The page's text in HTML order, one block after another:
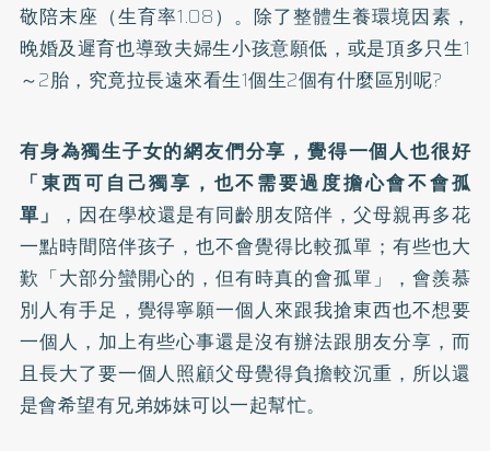
敬陪末座（生育率1.08）。除了整體生養環境因素，
晚婚及遲育也導致夫婦生小孩意願低，或是頂多只生1
～2胎，究竟拉長遠來看生1個生2個有什麼區別呢?
有身為獨生子女的網友們分享，覺得一個人也很好
「東西可自己獨享，也不需要過度擔心會不會孤
單」
，因在學校還是有同齡朋友陪伴，父母親再多花
一點時間陪伴孩子，也不會覺得比較孤單；有些也大
歎「大部分蠻開心的，但有時真的會孤單」，會羨慕
別人有手足，覺得寧願一個人來跟我搶東西也不想要
一個人，加上有些心事還是沒有辦法跟朋友分享，而
且長大了要一個人照顧父母覺得負擔較沉重，所以還
是會希望有兄弟姊妹可以一起幫忙。